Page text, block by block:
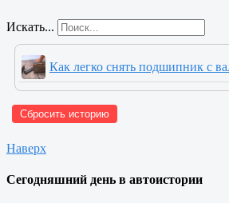
Искать...
Как легко снять подшипник с
Сбросить историю
Наверх
Сегодняшний день в автоистории